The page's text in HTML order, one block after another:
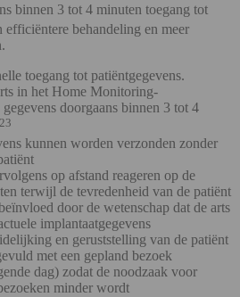
binnen 3 tot 4 minuten toegang tot
efficiëntere behandeling en meer
toegang tot patiëntgegevens.
in het Home Monitoring-
doorgaans binnen 3 tot 4
23
kunnen worden verzonden zonder
op afstand reageren op de
terwijl de tevredenheid van de patiënt
door de wetenschap dat de arts
implantaatgegevens
en geruststelling van de patiënt
met een gepland bezoek
dag) zodat de noodzaak voor
minder wordt